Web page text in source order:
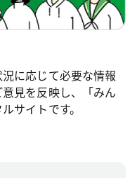
に応じて必要な情報
見を反映し、「みん
サイトです。